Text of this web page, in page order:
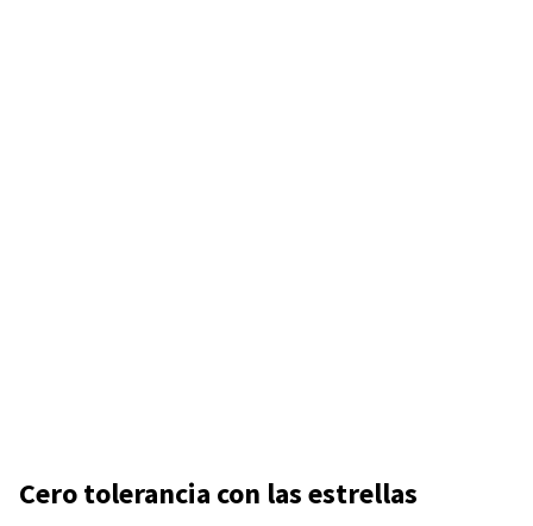
Cero tolerancia con las estrellas